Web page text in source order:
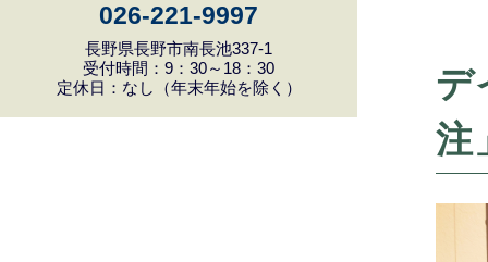
026-221-9997
長野県長野市南長池337-1
受付時間：9：30～18：30
定休日：なし（年末年始を除く）
デ
注